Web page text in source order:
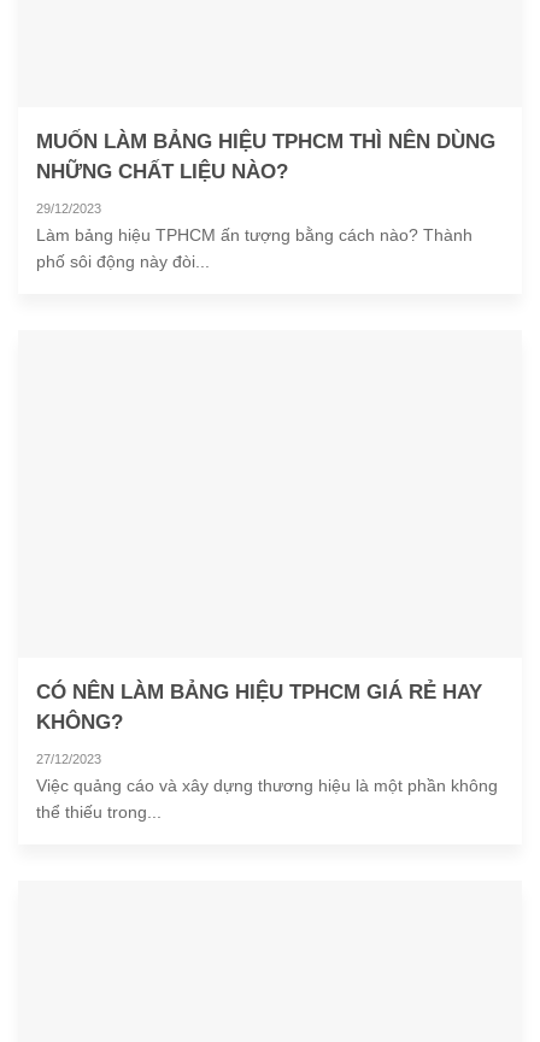
MUỐN LÀM BẢNG HIỆU TPHCM THÌ NÊN DÙNG
NHỮNG CHẤT LIỆU NÀO?
29/12/2023
Làm bảng hiệu TPHCM ấn tượng bằng cách nào? Thành
phố sôi động này đòi...
CÓ NÊN LÀM BẢNG HIỆU TPHCM GIÁ RẺ HAY
KHÔNG?
27/12/2023
Việc quảng cáo và xây dựng thương hiệu là một phần không
thể thiếu trong...